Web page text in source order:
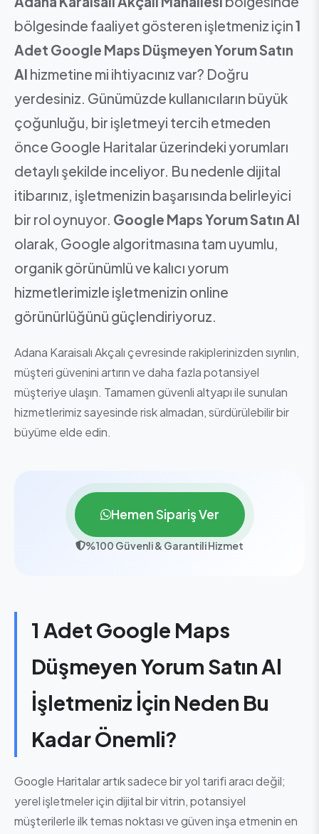
bölgesinde faaliyet gösteren işletmeniz için1
Adet Google Maps Düşmeyen Yorum Satın
Al hizmetine mi ihtiyacınız var? Doğru
yerdesiniz. Günümüzde kullanıcıların büyük
çoğunluğu, bir işletmeyi tercih etmeden
önce Google Haritalar üzerindeki yorumları
detaylı şekilde inceliyor. Bu nedenle dijital
itibarınız, işletmenizin başarısında belirleyici
bir rol oynuyor. Google Maps Yorum Satın Al
olarak, Google algoritmasına tam uyumlu,
organik görünümlü ve kalıcı yorum
hizmetlerimizle işletmenizin online
görünürlüğünü güçlendiriyoruz.
Adana Karaisalı Akçalı çevresinde rakiplerinizden sıyrılın,
müşteri güvenini artırın ve daha fazla potansiyel
müşteriye ulaşın. Tamamen güvenli altyapı ile sunulan
hizmetlerimiz sayesinde risk almadan, sürdürülebilir bir
büyüme elde edin.
Hemen Sipariş Ver
%100 Güvenli & Garantili Hizmet
1 Adet Google Maps
Düşmeyen Yorum Satın Al
İşletmeniz İçin Neden Bu
Kadar Önemli?
Google Haritalar artık sadece bir yol tarifi aracı değil;
yerel işletmeler için dijital bir vitrin, potansiyel
müşterilerle ilk temas noktası ve güven inşa etmenin en